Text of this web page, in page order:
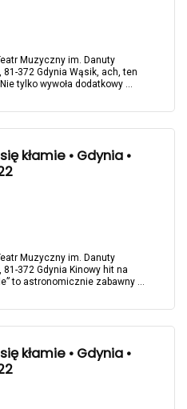
Muzyczny im. Danuty
372 Gdynia Wąsik, ach, ten
tylko wywoła dodatkowy ...
kłamie • Gdynia •
Muzyczny im. Danuty
372 Gdynia Kinowy hit na
to astronomicznie zabawny ...
kłamie • Gdynia •